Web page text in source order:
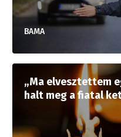
BAMA
„Ma elvesztettem
halt meg a fiatal